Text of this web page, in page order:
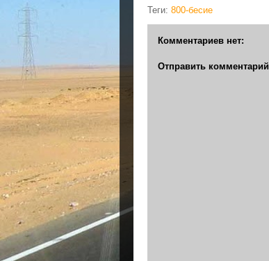
Теги: 800-бесие
Комментариев нет:
Отправить комментарий